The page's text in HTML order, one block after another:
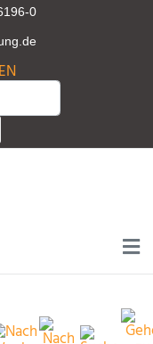
0
e
more characters for